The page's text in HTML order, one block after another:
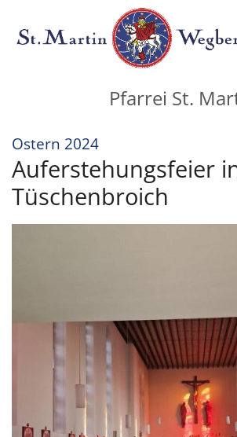
Zum Inhalt springen
Pfarrei St.
Ostern 2024:
Auferstehungsfeier
Tüschenbroich